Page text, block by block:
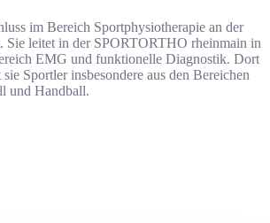
im Bereich Sportphysiotherapie an der
Sie leitet in der SPORTORTHO rheinmain in
EMG und funktionelle Diagnostik. Dort
Sportler insbesondere aus den Bereichen
und Handball.